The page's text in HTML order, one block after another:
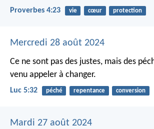
Proverbes 4:23 vie cœur protection
Mercredi 28 août 2024
Ce ne sont pas des justes, mais des
venu appeler à changer.
Luc 5:32 péché repentance conversion
Mardi 27 août 2024